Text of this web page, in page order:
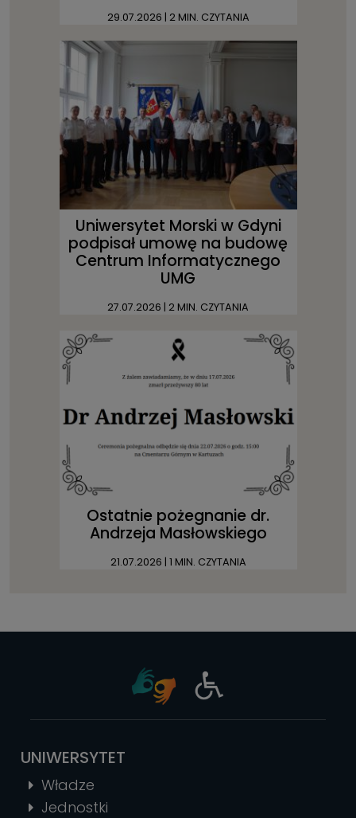
29.07.2026 | 2 MIN. CZYTANIA
Uniwersytet Morski w Gdyni
podpisał umowę na budowę
Centrum Informatycznego
UMG
27.07.2026 | 2 MIN. CZYTANIA
Ostatnie pożegnanie dr.
Andrzeja Masłowskiego
21.07.2026 | 1 MIN. CZYTANIA
UNIWERSYTET
Władze
Jednostki